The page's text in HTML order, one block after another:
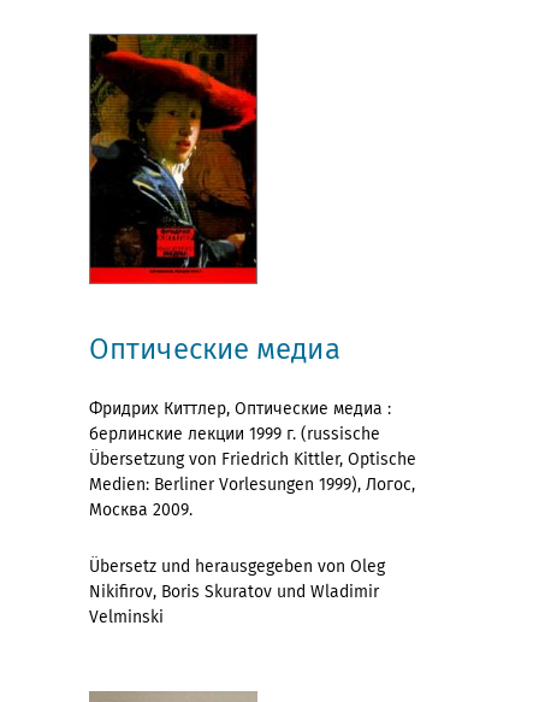
Оптические медиа
Фридрих Киттлер, Оптические медиа :
берлинские лекции 1999 г. (russische
Übersetzung von Friedrich Kittler, Optische
Medien: Berliner Vorlesungen 1999), Логос,
Москва 2009.
Übersetz und herausgegeben von Oleg
Nikifirov, Boris Skuratov und Wladimir
Velminski